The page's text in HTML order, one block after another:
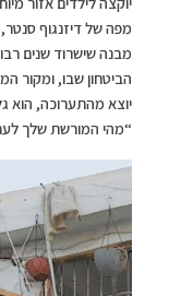
מפה של דיזנגוף
מבנה שישרוד שנים
הביטחון שבו, ומקור
יוצא מהתערוכה, הוא
“מהי המורשת שלך